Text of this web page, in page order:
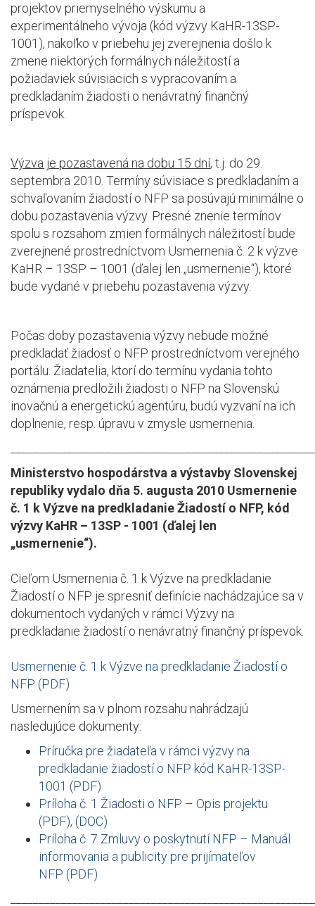
projektov priemyselného výskumu a
experimentálneho vývoja (kód výzvy KaHR-13SP-
1001), nakoľko v priebehu jej zverejnenia došlo k
zmene niektorých formálnych náležitostí a
požiadaviek súvisiacich s vypracovaním a
predkladaním žiadosti o nenávratný finančný
príspevok.
Výzva je pozastavená na dobu 15 dní, t.j. do 29.
septembra 2010. Termíny súvisiace s predkladaním a
schvaľovaním žiadostí o NFP sa posúvajú minimálne o
dobu pozastavenia výzvy. Presné znenie termínov
spolu s rozsahom zmien formálnych náležitostí bude
zverejnené prostredníctvom Usmernenia č. 2 k výzve
KaHR – 13SP – 1001 (ďalej len „usmernenie“), ktoré
bude vydané v priebehu pozastavenia výzvy.
Počas doby pozastavenia výzvy nebude možné
predkladať žiadosť o NFP prostredníctvom verejného
portálu. Žiadatelia, ktorí do termínu vydania tohto
oznámenia predložili žiadosti o NFP na Slovenskú
inovačnú a energetickú agentúru, budú vyzvaní na ich
doplnenie, resp. úpravu v zmysle usmernenia.
Ministerstvo hospodárstva a výstavby Slovenskej
republiky vydalo dňa 5. augusta 2010 Usmernenie
č. 1 k Výzve na predkladanie Žiadostí o NFP, kód
výzvy KaHR – 13SP - 1001 (ďalej len
„usmernenie“).
Cieľom Usmernenia č. 1 k Výzve na predkladanie
Žiadostí o NFP je spresniť definície nachádzajúce sa v
dokumentoch vydaných v rámci Výzvy na
predkladanie žiadostí o nenávratný finančný príspevok.
Usmernenie č. 1 k Výzve na predkladanie Žiadostí o
NFP (PDF)
Usmernením sa v plnom rozsahu nahrádzajú
nasledujúce dokumenty:
Príručka pre žiadateľa v rámci výzvy na
predkladanie žiadostí o NFP kód KaHR-13SP-
1001 (PDF)
Príloha č. 1 Žiadosti o NFP – Opis projektu
(PDF), (DOC)
Príloha č. 7 Zmluvy o poskytnutí NFP – Manuál
informovania a publicity pre prijímateľov
NFP (PDF)